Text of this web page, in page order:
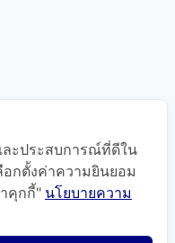
ละประสบการณ์ที่ดีใน
อกตั้งค่าความยินยอม
คุกกี้" นโยบายความ